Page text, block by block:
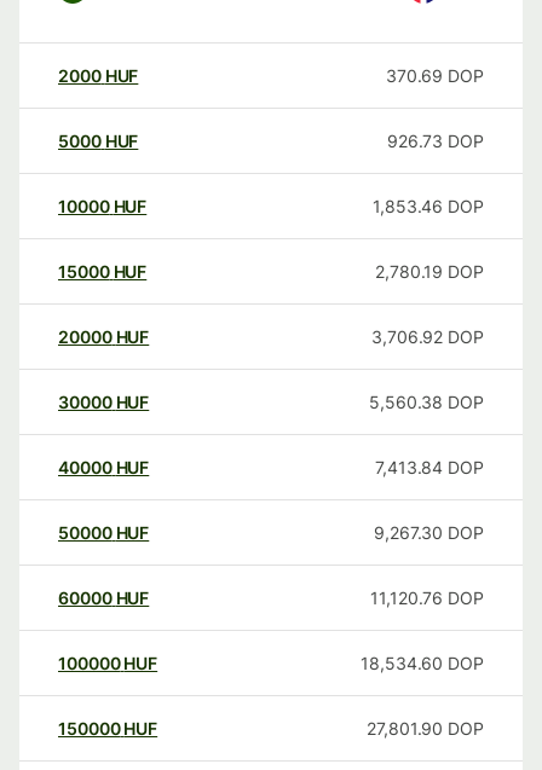
2000 HUF 370.69 DOP
5000 HUF 926.73 DOP
10000 HUF 1,853.46 DOP
15000 HUF 2,780.19 DOP
20000 HUF 3,706.92 DOP
30000 HUF 5,560.38 DOP
40000 HUF 7,413.84 DOP
50000 HUF 9,267.30 DOP
60000 HUF 11,120.76 DOP
100000 HUF 18,534.60 DOP
150000 HUF 27,801.90 DOP